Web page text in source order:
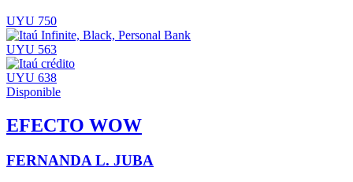
UYU 750
UYU 563
UYU 638
Disponible
EFECTO WOW
FERNANDA L. JUBA